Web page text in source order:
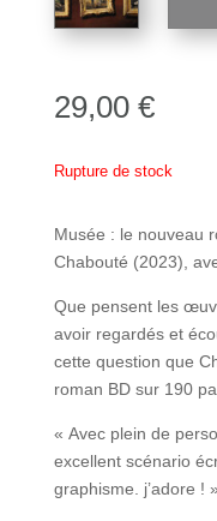
29,00 €
Rupture de stock
Musée : le nouveau
Chabouté (2023),
Que pensent les
avoir regardés et
cette question que
roman BD sur 190
« Avec plein de
excellent scénario
graphisme. j’adore !